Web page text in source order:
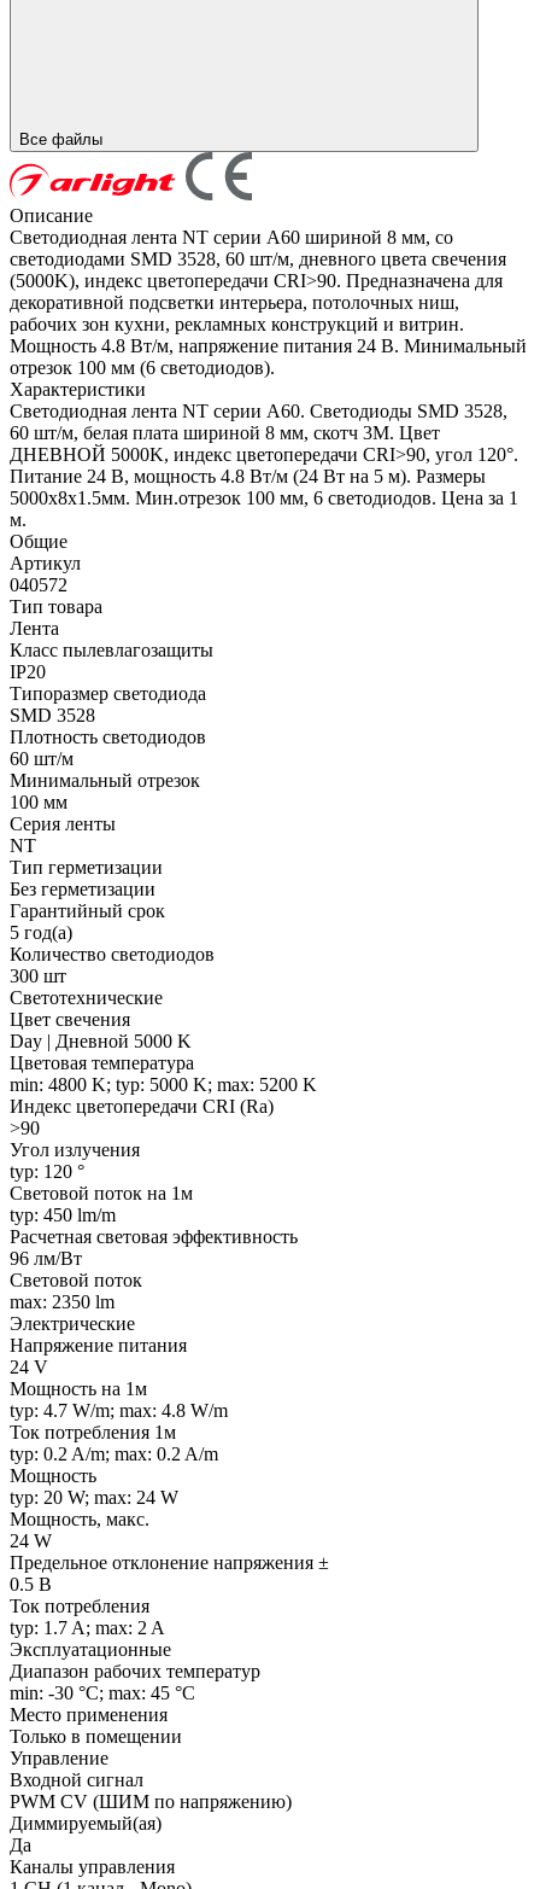
Все файлы
Описание
Светодиодная лента NT серии A60 шириной 8 мм, со
светодиодами SMD 3528, 60 шт/м, дневного цвета свечения
(5000K), индекс цветопередачи CRI>90. Предназначена для
декоративной подсветки интерьера, потолочных ниш,
рабочих зон кухни, рекламных конструкций и витрин.
Мощность 4.8 Вт/м, напряжение питания 24 В. Минимальный
отрезок 100 мм (6 светодиодов).
Характеристики
Светодиодная лента NT серии A60. Светодиоды SMD 3528,
60 шт/м, белая плата шириной 8 мм, скотч 3M. Цвет
ДНЕВНОЙ 5000K, индекс цветопередачи CRI>90, угол 120°.
Питание 24 В, мощность 4.8 Вт/м (24 Вт на 5 м). Размеры
5000х8x1.5мм. Мин.отрезок 100 мм, 6 светодиодов. Цена за 1
м.
Общие
Артикул
040572
Тип товара
Лента
Класс пылевлагозащиты
IP20
Типоразмер светодиода
SMD 3528
Плотность светодиодов
60 шт/м
Минимальный отрезок
100 мм
Серия ленты
NT
Тип герметизации
Без герметизации
Гарантийный срок
5 год(а)
Количество светодиодов
300 шт
Светотехнические
Цвет свечения
Day | Дневной 5000 K
Цветовая температура
min: 4800 K; typ: 5000 K; max: 5200 K
Индекс цветопередачи CRI (Ra)
>90
Угол излучения
typ: 120 °
Световой поток на 1м
typ: 450 lm/m
Расчетная световая эффективность
96 лм/Вт
Световой поток
max: 2350 lm
Электрические
Напряжение питания
24 V
Мощность на 1м
typ: 4.7 W/m; max: 4.8 W/m
Ток потребления 1м
typ: 0.2 A/m; max: 0.2 A/m
Мощность
typ: 20 W; max: 24 W
Мощность, макс.
24 W
Предельное отклонение напряжения ±
0.5 В
Ток потребления
typ: 1.7 A; max: 2 A
Эксплуатационные
Диапазон рабочих температур
min: -30 °C; max: 45 °C
Место применения
Только в помещении
Управление
Входной сигнал
PWM СV (ШИМ по напряжению)
Диммируемый(ая)
Да
Каналы управления